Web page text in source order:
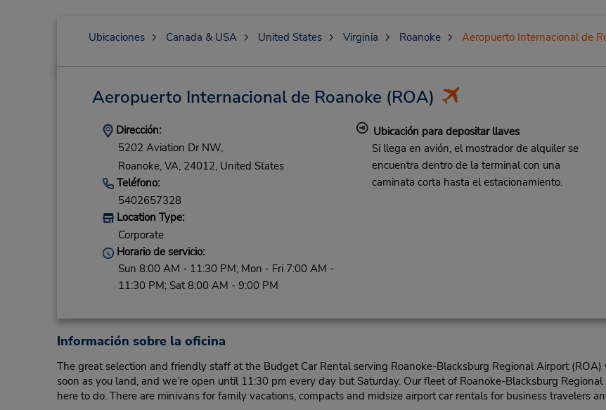
Ubicaciones Canada & USA United States Virginia Roanoke Aeropuerto Internacional de
Aeropuerto Internacional de Roanoke (ROA)
Dirección:
5202 Aviation Dr NW,
Roanoke, VA, 24012, United States
Teléfono:
5402657328
Location Type:
Corporate
Horario de servicio:
Sun 8:00 AM - 11:30 PM; Mon - Fri 7:00 AM -
11:30 PM; Sat 8:00 AM - 9:00 PM
Ubicación para depositar llaves
Si llega en avión, el mostrador de alquiler se
encuentra dentro de la terminal con una
caminata corta hasta el estacionamiento.
Información sobre la oficina
The great selection and friendly staff at the Budget Car Rental serving Roanoke-Blacksburg Regional Airport
soon as you land, and we’re open until 11:30 pm every day but Saturday. Our fleet of Roanoke-Blacksburg
here to do. There are minivans for family vacations, compacts and midsize airport car rentals for business travelers